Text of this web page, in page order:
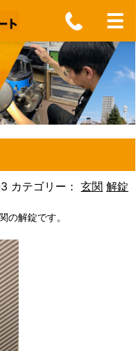
カテゴリー： 玄関 解錠
の解錠です。